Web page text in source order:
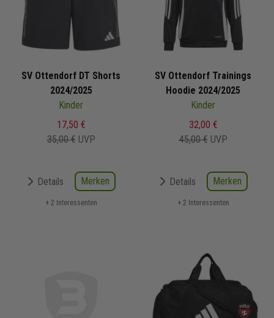
SV Ottendorf DT Shorts
2024/2025
Kinder
17,50 €
35,00 € UVP
Details Merken
+ 2 Interessenten
SV Ottendorf Trainings
Hoodie 2024/2025
Kinder
32,00 €
45,00 € UVP
Details Merken
+ 2 Interessenten